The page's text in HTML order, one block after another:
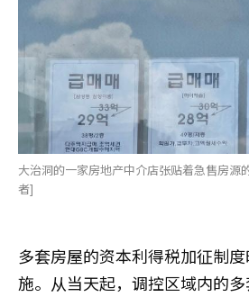
大治洞的一家房地产中介店张贴着急售房源
者]
多套房屋的资本利得税加征制
施。从当天起，调控区域内的